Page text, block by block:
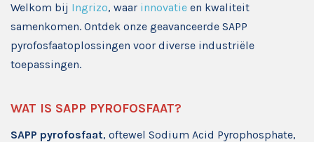
Welkom bij Ingrizo, waar innovatie en kwaliteit
samenkomen. Ontdek onze geavanceerde SAPP
pyrofosfaatoplossingen voor diverse industriële
toepassingen.
WAT IS SAPP PYROFOSFAAT?
SAPP pyrofosfaat, oftewel Sodium Acid Pyrophosphate,